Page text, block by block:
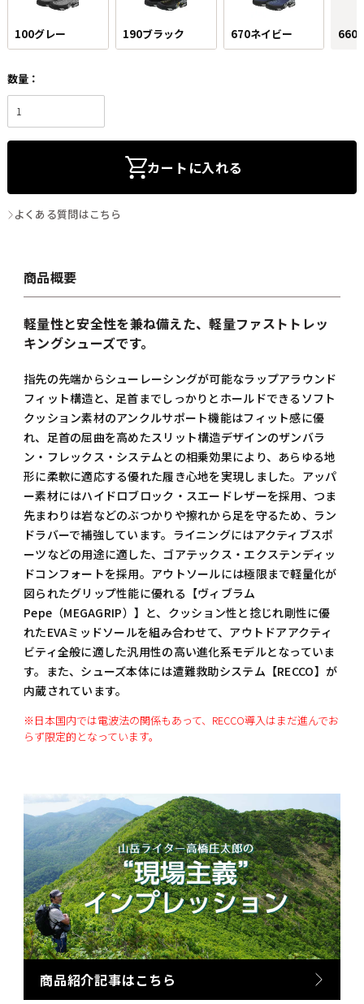
100グレー 190ブラック 670ネイビー 660
カートに入れる
よくある質問はこちら
商品概要
軽量性と安全性を兼ね備えた、軽量ファストトレッ
キングシューズです。
指先の先端からシューレーシングが可能なラップアラウンド
フィット構造と、足首までしっかりとホールドできるソフト
クッション素材のアンクルサポート機能はフィット感に優
れ、足首の屈曲を高めたスリット構造デザインのザンバラ
ン・フレックス・システムとの相乗効果により、あらゆる地
形に柔軟に適応する優れた履き心地を実現しました。アッパ
ー素材にはハイドロブロック・スエードレザーを採用、つま
先まわりは岩などのぶつかりや擦れから足を守るため、ラン
ドラバーで補強しています。ライニングにはアクティブスポ
ーツなどの用途に適した、ゴアテックス・エクステンディッ
ドコンフォートを採用。アウトソールには極限まで軽量化が
図られたグリップ性能に優れる【ヴィブラム
Pepe（MEGAGRIP）】と、クッション性と捻じれ剛性に優
れたEVAミッドソールを組み合わせて、アウトドアアクティ
ビティ全般に適した汎用性の高い進化系モデルとなっていま
す。また、シューズ本体には遭難救助システム【RECCO】が
内蔵されています。
※日本国内では電波法の関係もあって、RECCO導入はまだ進んでお
らず限定的となっています。
商品紹介記事はこちら